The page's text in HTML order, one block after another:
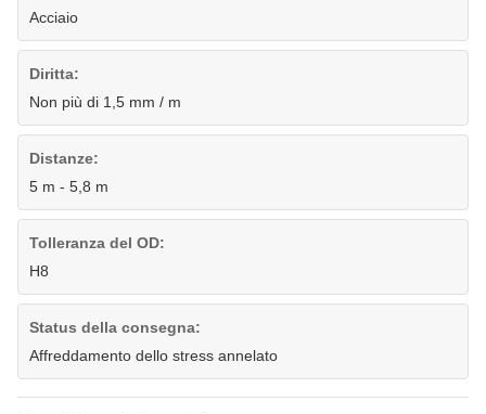
Acciaio
Diritta:
Non più di 1,5 mm / m
Distanze:
5 m - 5,8 m
Tolleranza del OD:
H8
Status della consegna:
Affreddamento dello stress annelato